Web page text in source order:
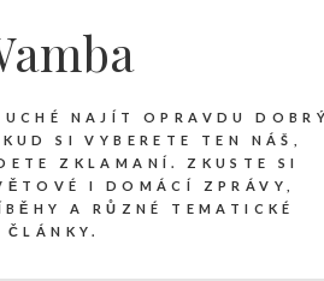
NAJÍT OPRAVDU
SI VYBERETE TEN NÁŠ,
ZKLAMANÍ. ZKUSTE SI
I DOMÁCÍ ZPRÁVY,
A RŮZNÉ TEMATICKÉ
ČLÁNKY.